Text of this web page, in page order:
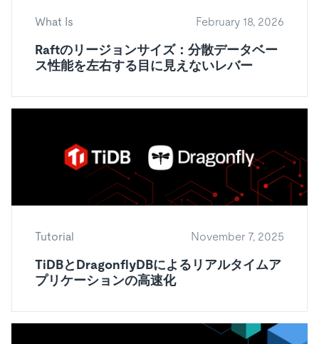
What Is February 18, 2026
Raftのリージョンサイズ：分散データベー
ス性能を左右する目に見えないレバー
Tutorial November 7, 2025
TiDBとDragonflyDBによるリアルタイムア
プリケーションの高速化